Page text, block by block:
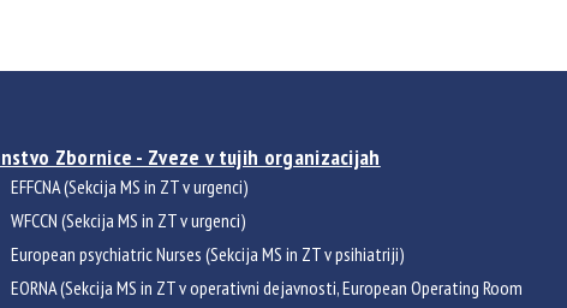
Zbornice - Zveze v tujih organizacijah
EFFCNA (Sekcija MS in ZT v urgenci)
WFCCN (Sekcija MS in ZT v urgenci)
European psychiatric Nurses (Sekcija MS in ZT v psihiatriji)
EORNA (Sekcija MS in ZT v operativni dejavnosti, European Operating Room